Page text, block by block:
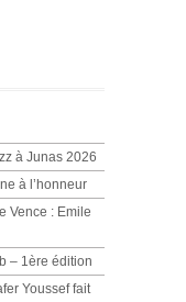
à Junas 2026
à l’honneur
Vence : Emile
– 1ère édition
Youssef fait